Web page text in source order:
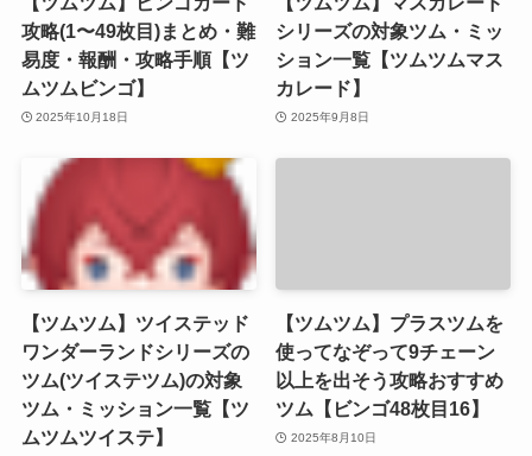
攻略(1〜49枚目)まとめ・難
易度・報酬・攻略手順【ツ
ムツムビンゴ】
2025年10月18日
シリーズの対象ツム・ミッ
ション一覧【ツムツムマス
カレード】
2025年9月8日
【ツムツム】ツイステッド
ワンダーランドシリーズの
ツム(ツイステツム)の対象
ツム・ミッション一覧【ツ
ムツムツイステ】
【ツムツム】プラスツムを
使ってなぞって9チェーン
以上を出そう攻略おすすめ
ツム【ビンゴ48枚目16】
2025年8月10日